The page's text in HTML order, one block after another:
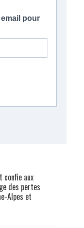
confie aux
des pertes
Alpes et